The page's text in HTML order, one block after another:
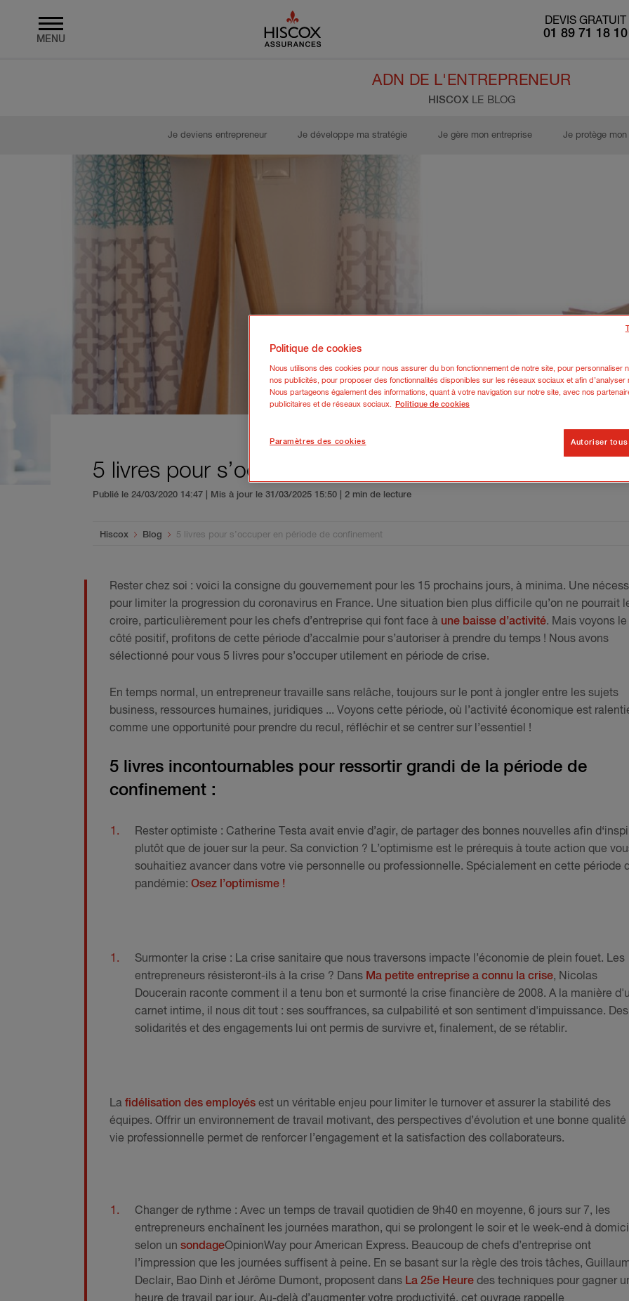
MENU
DEVIS GRATUIT
01 89 71 18 10
ADN DE L'ENTREPRENEUR
HISCOX LE BLOG
Je deviens entrepreneur Je développe ma stratégie Je gère mon entreprise Je protège
5 livres pour s’occuper en période de confinement
Publié le 24/03/2020 14:47 | Mis à jour le 31/03/2025 15:50 | 2 min de lecture
You are here:
Hiscox Blog 5 livres pour s’occuper en période de confinement
Rester chez soi : voici la consigne du gouvernement pour les 15 prochains jours, à minima. Une
pour limiter la progression du coronavirus en France. Une situation bien plus difficile qu’on ne pourrait
croire, particulièrement pour les chefs d’entreprise qui font face à une baisse d’activité. Mais voyons le
côté positif, profitons de cette période d’accalmie pour s’autoriser à prendre du temps ! Nous avons
sélectionné pour vous 5 livres pour s’occuper utilement en période de crise.
En temps normal, un entrepreneur travaille sans relâche, toujours sur le pont à jongler entre les sujets
business, ressources humaines, juridiques ... Voyons cette période, où l’activité économique est
comme une opportunité pour prendre du recul, réfléchir et se centrer sur l’essentiel !
5 livres incontournables pour ressortir grandi de la période de
confinement :
Rester optimiste : Catherine Testa avait envie d’agir, de partager des bonnes nouvelles afin
plutôt que de jouer sur la peur. Sa conviction ? L’optimisme est le prérequis à toute action que
souhaitiez avancer dans votre vie personnelle ou professionnelle. Spécialement en cette période
pandémie: Osez l’optimisme !
Surmonter la crise : La crise sanitaire que nous traversons impacte l’économie de plein fouet. Les
entrepreneurs résisteront-ils à la crise ? Dans Ma petite entreprise a connu la crise, Nicolas
Doucerain raconte comment il a tenu bon et surmonté la crise financière de 2008. A la manière
carnet intime, il nous dit tout : ses souffrances, sa culpabilité et son sentiment d'impuissance. Des
solidarités et des engagements lui ont permis de survivre et, finalement, de se rétablir.
La fidélisation des employés est un véritable enjeu pour limiter le turnover et assurer la stabilité des
équipes. Offrir un environnement de travail motivant, des perspectives d’évolution et une bonne qualité
vie professionnelle permet de renforcer l’engagement et la satisfaction des collaborateurs.
Changer de rythme : Avec un temps de travail quotidien de 9h40 en moyenne, 6 jours sur 7, les
entrepreneurs enchaînent les journées marathon, qui se prolongent le soir et le week-end à
selon un sondageOpinionWay pour American Express. Beaucoup de chefs d’entreprise ont
l’impression que les journées suffisent à peine. En se basant sur la règle des trois tâches,
Declair, Bao Dinh et Jérôme Dumont, proposent dans La 25e Heure des techniques pour gagner
Politique de cookies
Nous utilisons des cookies pour nous assurer du bon fonctionnement de notre site, pour personnaliser
nos publicités, pour proposer des fonctionnalités disponibles sur les réseaux sociaux et afin d’analyser
Nous partageons également des informations, quant à votre navigation sur notre site, avec nos
publicitaires et de réseaux sociaux. Politique de cookies
Paramètres des cookies Autoriser